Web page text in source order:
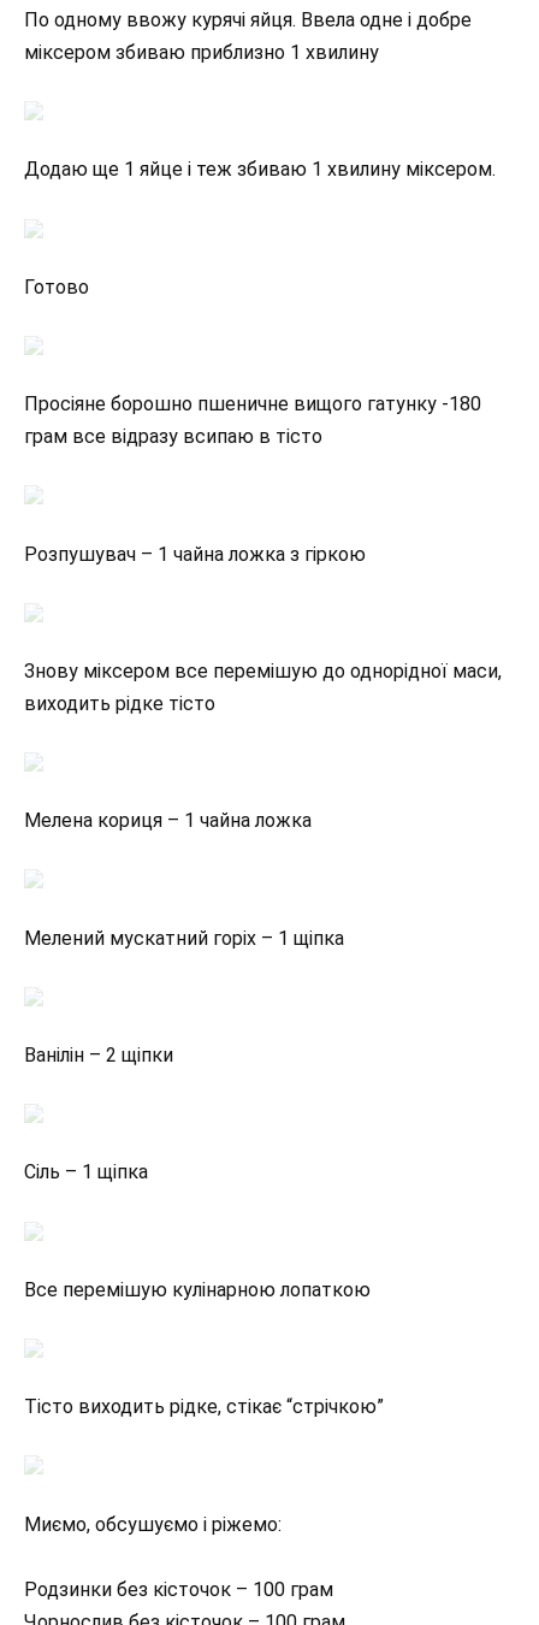
По одному ввожу курячі яйця. Ввела одне і добре
міксером збиваю приблизно 1 хвилину
Додаю ще 1 яйце і теж збиваю 1 хвилину міксером.
Готово
Просіяне борошно пшеничне вищого гатунку -180
грам все відразу всипаю в тісто
Розпушувач – 1 чайна ложка з гіркою
Знову міксером все перемішую до однорідної маси,
виходить рідке тісто
Мелена кориця – 1 чайна ложка
Мелений мускатний горіх – 1 щіпка
Ванілін – 2 щіпки
Сіль – 1 щіпка
Все перемішую кулінарною лопаткою
Тісто виходить рідке, стікає “стрічкою”
Миємо, обсушуємо і ріжемо:
Родзинки без кісточок – 100 грам